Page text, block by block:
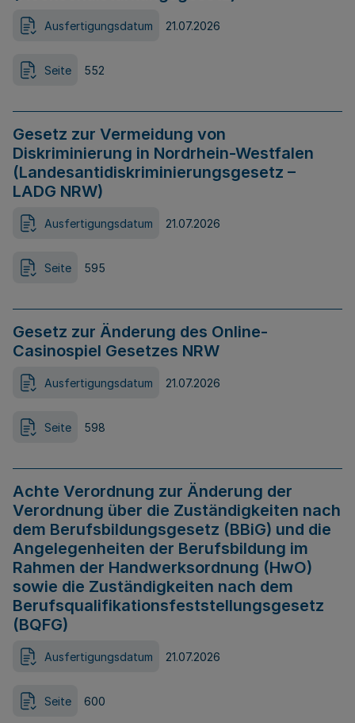
Ausfertigungsdatum 21.07.2026
Seite 552
Gesetz zur Vermeidung von
Diskriminierung in Nordrhein-Westfalen
(Landesantidiskriminierungsgesetz –
LADG NRW)
Ausfertigungsdatum 21.07.2026
Seite 595
Gesetz zur Änderung des Online-
Casinospiel Gesetzes NRW
Ausfertigungsdatum 21.07.2026
Seite 598
Achte Verordnung zur Änderung der
Verordnung über die Zuständigkeiten nach
dem Berufsbildungsgesetz (BBiG) und die
Angelegenheiten der Berufsbildung im
Rahmen der Handwerksordnung (HwO)
sowie die Zuständigkeiten nach dem
Berufsqualifikationsfeststellungsgesetz
(BQFG)
Ausfertigungsdatum 21.07.2026
Seite 600